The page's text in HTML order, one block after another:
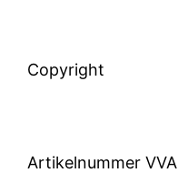
Copyright
Artikelnummer VVA